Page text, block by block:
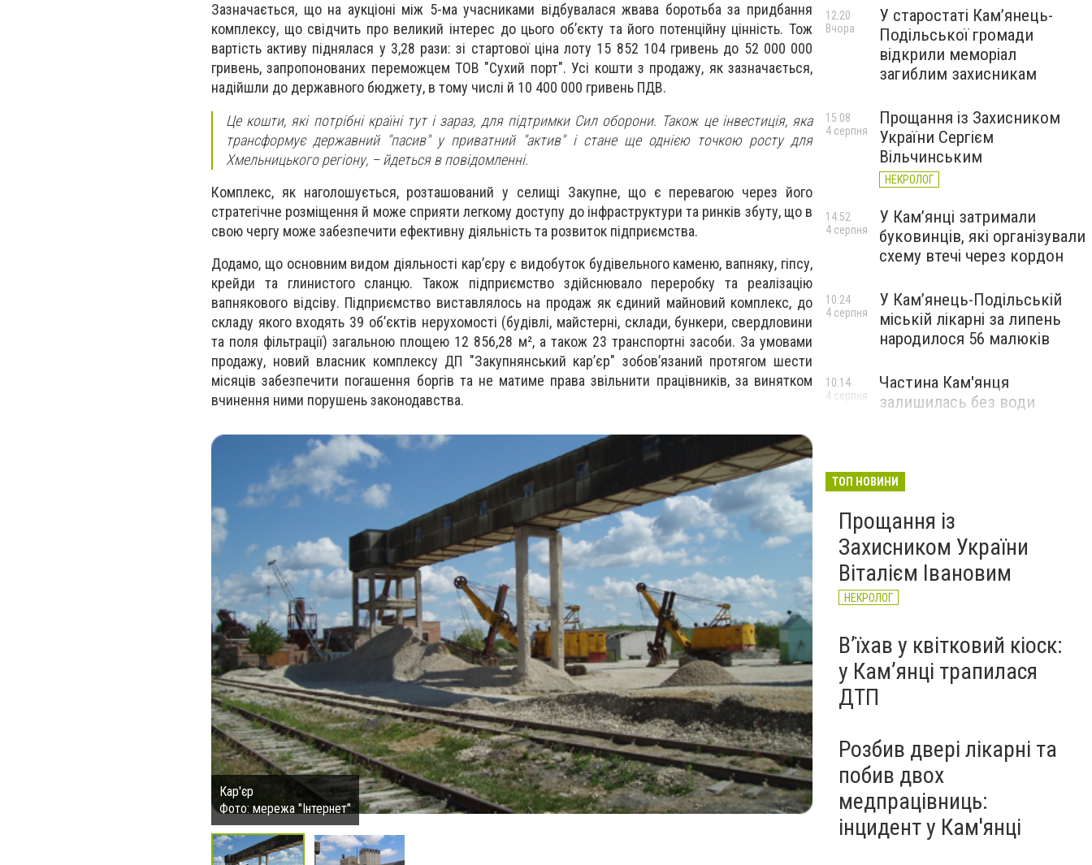
Зазначається, що на аукціоні між 5-ма учасниками відбувалася жвава боротьба за придбання
комплексу, що свідчить про великий інтерес до цього об’єкту та його потенційну цінність. Тож
вартість активу піднялася у 3,28 рази: зі стартової ціна лоту 15 852 104 гривень до 52 000 000
гривень, запропонованих переможцем ТОВ "Сухий порт". Усі кошти з продажу, як зазначається,
надійшли до державного бюджету, в тому числі й 10 400 000 гривень ПДВ.
Це кошти, які потрібні країні тут і зараз, для підтримки Сил оборони. Також це інвестиція, яка
трансформує державний "пасив" у приватний "актив" і стане ще однією точкою росту для
Хмельницького регіону, –йдеться в повідомленні.
Комплекс, як наголошується,розташований у селищі Закупне, що є перевагою через його
стратегічне розміщення й може сприяти легкому доступу до інфраструктури та ринків збуту, що в
свою чергу може забезпечити ефективну діяльність та розвиток підприємства.
Додамо, що основним видом діяльності кар’єру є видобуток будівельного каменю, вапняку, гіпсу,
крейди та глинистого сланцю.Також підприємство здійснювало переробку та реалізацію
вапнякового відсіву. Підприємство виставлялосьна продаж як єдиний майновий комплекс, до
складу якого входять 39 об’єктів нерухомості (будівлі, майстерні, склади, бункери, свердловини
та поля фільтрації) загальною площею 12 856,28 м², а також 23 транспортні засоби. За умовами
продажу, новий власник комплексу ДП "Закупнянський кар’єр" зобов’язаний протягом шести
місяцівзабезпечити погашення боргів та не матиме права звільнити працівників, за винятком
вчинення ними порушень законодавства.
Кар'єр
Фото: мережа "Інтернет"
Фото: мережа "Інтернет"
У старостаті Кам’янець-
Подільської громади
відкрили меморіал
загиблим захисникам
12:20
Вчора
Прощання із Захисником
України Сергієм
Вільчинським
НЕКРОЛОГ
15:08
4 серпня
У Кам’янці затримали
буковинців, які організували
схему втечі через кордон
14:52
4 серпня
У Кам’янець-Подільській
міській лікарні за липень
народилося 56 малюків
10:24
4 серпня
Частина Кам'янця
залишилась без води
10:14
4 серпня
ТОП НОВИНИ
Прощання із
Захисником України
Віталієм Івановим
НЕКРОЛОГ
Вʼїхав у квітковий кіоск:
у Камʼянці трапилася
ДТП
Розбив двері лікарні та
побив двох
медпрацівниць:
інцидент у Кам'янці